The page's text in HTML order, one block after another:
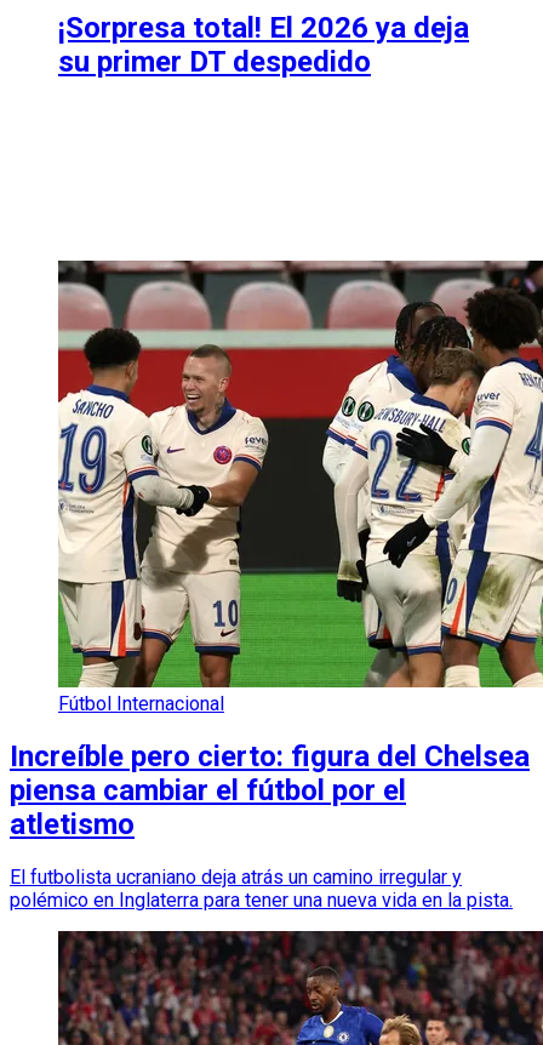
¡Sorpresa total! El 2026 ya deja
su primer DT despedido
Fútbol Internacional
Increíble pero cierto: figura del Chelsea
piensa cambiar el fútbol por el
atletismo
El futbolista ucraniano deja atrás un camino irregular y
polémico en Inglaterra para tener una nueva vida en la pista.